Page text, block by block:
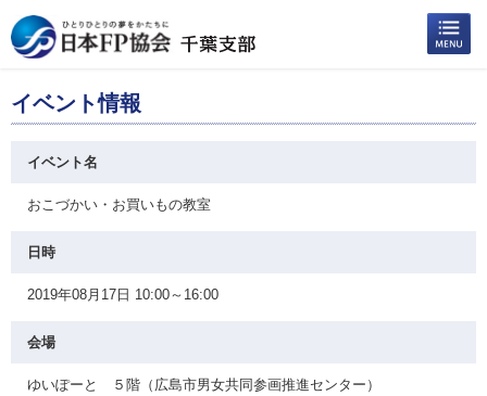
イベント情報
イベント名
おこづかい・お買いもの教室
日時
2019年08月17日 10:00～16:00
会場
ゆいぽーと ５階（広島市男女共同参画推進センター）